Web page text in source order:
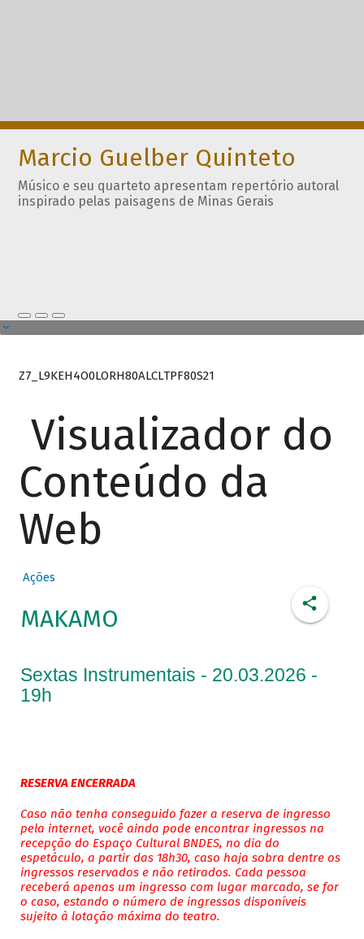
Marcio Guelber Quinteto
Músico e seu quarteto apresentam repertório autoral
inspirado pelas paisagens de Minas Gerais
Z7_L9KEH4O0LORH80ALCLTPF80S21
Visualizador do
Conteúdo da
Web
Ações
MAKAMO
Sextas Instrumentais - 20.03.2026 -
19h
RESERVA ENCERRADA
Caso não tenha conseguido fazer a reserva de ingresso
pela internet, você ainda pode encontrar ingressos na
recepção do Espaço Cultural BNDES, no dia do
espetáculo, a partir das 18h30, caso haja sobra dentre os
ingressos reservados e não retirados. Cada pessoa
receberá apenas um ingresso com lugar marcado, se for
o caso, estando o número de ingressos disponíveis
sujeito à lotação máxima do teatro.